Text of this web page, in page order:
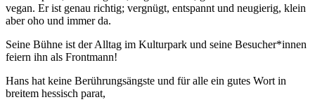
vegan. Er ist genau richtig; vergnügt, entspannt und neugierig, klein
aber oho und immer da.
Seine Bühne ist der Alltag im Kulturpark und seine Besucher*innen
feiern ihn als Frontmann!
Hans hat keine Berührungsängste und für alle ein gutes Wort in
breitem hessisch parat,